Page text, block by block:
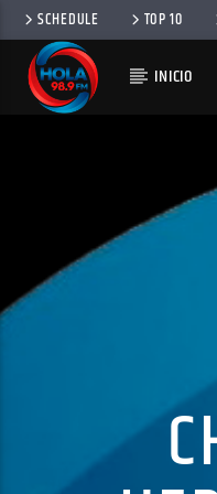
SCHEDULE TOP 10
INICIO